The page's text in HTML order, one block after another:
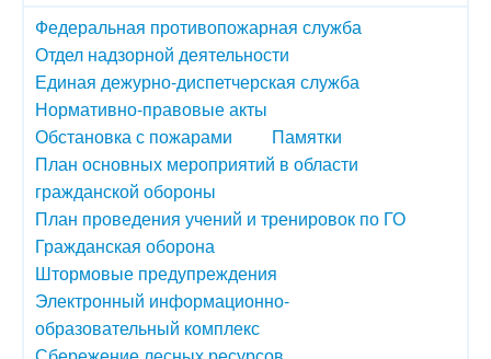
Федеральная противопожарная служба
Отдел надзорной деятельности
Единая дежурно-диспетчерская служба
Нормативно-правовые акты
Обстановка с пожарами
Памятки
План основных мероприятий в области
гражданской обороны
План проведения учений и тренировок по ГО
Гражданская оборона
Штормовые предупреждения
Электронный информационно-
образовательный комплекс